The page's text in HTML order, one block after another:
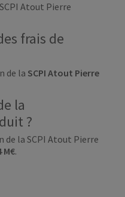
Atout Pierre
frais de
de la SCPI Atout Pierre
la
?
la SCPI Atout Pierre
M€.